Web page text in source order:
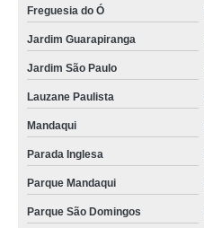
Freguesia do Ó
Jardim Guarapiranga
Jardim São Paulo
Lauzane Paulista
Mandaqui
Parada Inglesa
Parque Mandaqui
Parque São Domingos